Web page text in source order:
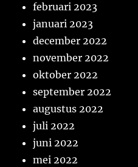
februari 2023
januari 2023
december 2022
november 2022
oktober 2022
september 2022
augustus 2022
juli 2022
juni 2022
mei 2022